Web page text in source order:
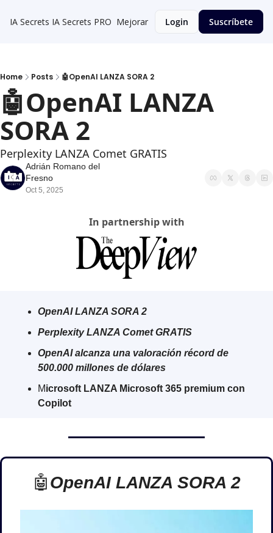
IA Secrets IA Secrets PRO Mejorar Login Suscríbete
Home Posts 🤖OpenAI LANZA SORA 2
🤖OpenAI LANZA
SORA 2
Perplexity LANZA Comet GRATIS
Adrián Romano del
Fresno
Oct 5, 2025
In partnership with
OpenAI LANZA SORA 2
Perplexity LANZA Comet GRATIS
OpenAI alcanza una valoración récord de
500.000 millones de dólares
Microsoft LANZA Microsoft 365 premium con
Copilot
🤖OpenAI LANZA SORA 2